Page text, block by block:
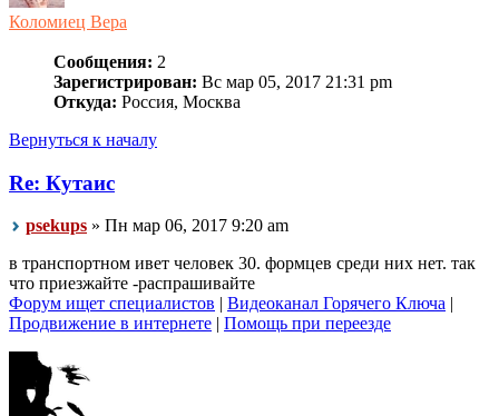
Коломиец Вера
Сообщения: 2
Зарегистрирован: Вс мар 05, 2017 21:31 pm
Откуда: Россия, Москва
Вернуться к началу
Re: Кутаис
psekups » Пн мар 06, 2017 9:20 am
в транспортном ивет человек 30. формцев среди них нет. так
что приезжайте -распрашивайте
Форум ищет специалистов | Видеоканал Горячего Ключа |
Продвижение в интернете | Помощь при переезде